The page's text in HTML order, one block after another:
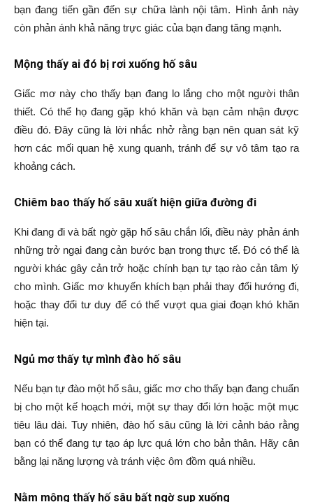
bạn đang tiến gần đến sự chữa lành nội tâm. Hình ảnh này
còn phản ánh khả năng trực giác của bạn đang tăng mạnh.
Mộng thấy ai đó bị rơi xuống hố sâu
Giấc mơ này cho thấy bạn đang lo lắng cho một người thân
thiết. Có thể họ đang gặp khó khăn và bạn cảm nhận được
điều đó. Đây cũng là lời nhắc nhở rằng bạn nên quan sát kỹ
hơn các mối quan hệ xung quanh, tránh để sự vô tâm tạo ra
khoảng cách.
Chiêm bao thấy hố sâu xuất hiện giữa đường đi
Khi đang đi và bất ngờ gặp hố sâu chắn lối, điều này phản ánh
những trở ngại đang cản bước bạn trong thực tế. Đó có thể là
người khác gây cản trở hoặc chính bạn tự tạo rào cản tâm lý
cho mình. Giấc mơ khuyến khích bạn phải thay đổi hướng đi,
hoặc thay đổi tư duy để có thể vượt qua giai đoạn khó khăn
hiện tại.
Ngủ mơ thấy tự mình đào hố sâu
Nếu bạn tự đào một hố sâu, giấc mơ cho thấy bạn đang chuẩn
bị cho một kế hoạch mới, một sự thay đổi lớn hoặc một mục
tiêu lâu dài. Tuy nhiên, đào hố sâu cũng là lời cảnh báo rằng
bạn có thể đang tự tạo áp lực quá lớn cho bản thân. Hãy cân
bằng lại năng lượng và tránh việc ôm đồm quá nhiều.
Nằm mộng thấy hố sâu bất ngờ sụp xuống